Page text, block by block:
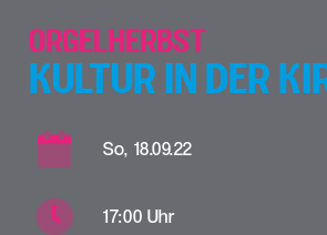
ORGELHERBST
KULTUR IN DER
So, 18.09.22
17:00 Uhr